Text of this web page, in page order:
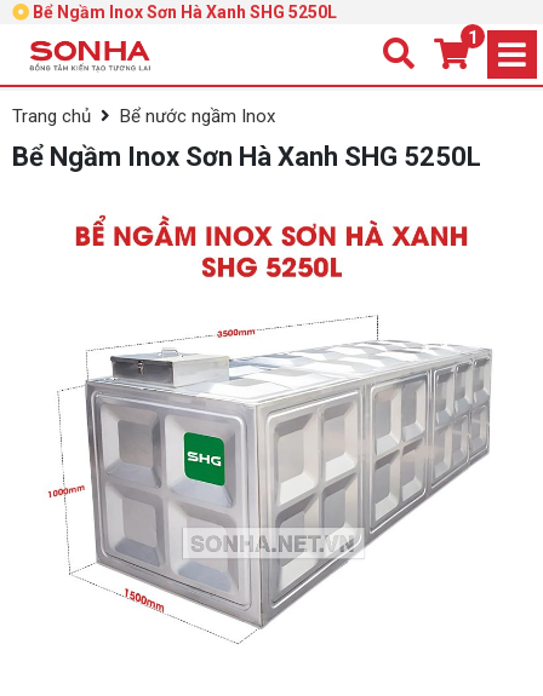
Bể Ngầm Inox Sơn Hà Xanh SHG 5250L
1
Trang chủ Bể nước ngầm Inox
Bể Ngầm Inox Sơn Hà Xanh SHG 5250L